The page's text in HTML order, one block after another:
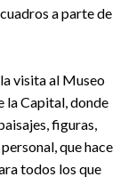
a parte de
visita al Museo
la Capital, donde
figuras,
que hace
todos los que